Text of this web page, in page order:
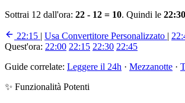
Sottrai 12 dall'ora: 22 - 12 = 10. Quindi le 22:30
22:15 | Usa Convertitore Personalizzato |
Quest'ora: 22:00 22:15 22:30 22:45
Guide correlate: Leggere il 24h · Mezzanotte ·
✨ Funzionalità Potenti